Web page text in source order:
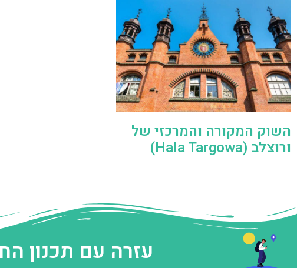
השוק המקורה והמרכזי של
ורוצלב (Hala Targowa)
עזרה עם תכנון